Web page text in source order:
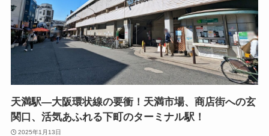
天満駅—大阪環状線の要衝！天満市場、商店街への玄
関口、活気あふれる下町のターミナル駅！
2025年1月13日